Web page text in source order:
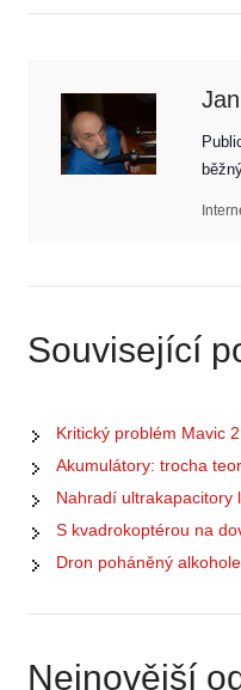
Související
Kritický problém Mavic
Akumulátory: trocha
Nahradí ultrakapacitory
S kvadrokoptérou na
Dron poháněný
Nejnovější